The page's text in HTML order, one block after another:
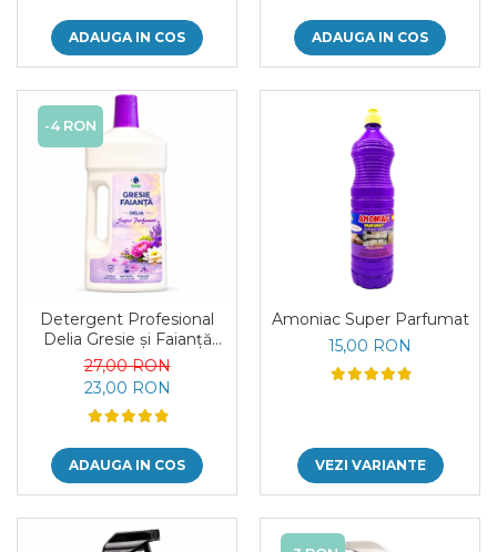
ADAUGA IN COS ADAUGA IN COS
-4 RON
Detergent Profesional
Delia Gresie și Faianță
Super Parfumat 1L
27,00 RON
23,00 RON
ADAUGA IN COS
Amoniac Super Parfumat
15,00 RON
VEZI VARIANTE